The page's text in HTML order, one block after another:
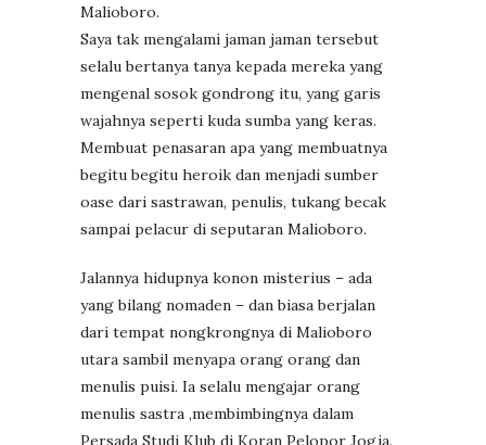
Malioboro.
Saya tak mengalami jaman jaman tersebut
selalu bertanya tanya kepada mereka yang
mengenal sosok gondrong itu, yang garis
wajahnya seperti kuda sumba yang keras.
Membuat penasaran apa yang membuatnya
begitu begitu heroik dan menjadi sumber
oase dari sastrawan, penulis, tukang becak
sampai pelacur di seputaran Malioboro.
Jalannya hidupnya konon misterius – ada
yang bilang nomaden – dan biasa berjalan
dari tempat nongkrongnya di Malioboro
utara sambil menyapa orang orang dan
menulis puisi. Ia selalu mengajar orang
menulis sastra ,membimbingnya dalam
Persada Studi Klub di Koran Pelopor Jogja.